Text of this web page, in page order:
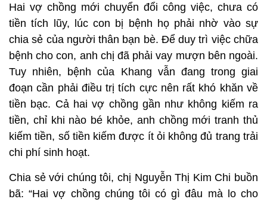
Hai vợ chồng mới chuyển đổi công việc, chưa có
tiền tích lũy, lúc con bị bệnh họ phải nhờ vào sự
chia sẻ của người thân bạn bè. Để duy trì việc chữa
bệnh cho con, anh chị đã phải vay mượn bên ngoài.
Tuy nhiên, bệnh của Khang vẫn đang trong giai
đoạn cần phải điều trị tích cực nên rất khó khăn về
tiền bạc. Cả hai vợ chồng gần như không kiếm ra
tiền, chỉ khi nào bé khỏe, anh chồng mới tranh thủ
kiếm tiền, số tiền kiếm được ít ỏi không đủ trang trải
chi phí sinh hoạt.
Chia sẻ với chúng tôi, chị Nguyễn Thị Kim Chi buồn
bã: “Hai vợ chồng chúng tôi có gì đâu mà lo cho